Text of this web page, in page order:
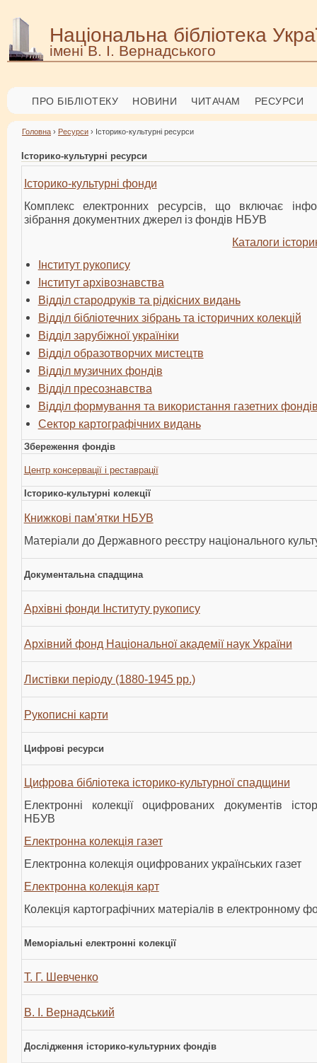
Національна бібліотека
імені В. І. Вернадського
ПРО БІБЛІОТЕКУ НОВИНИ ЧИТАЧАМ РЕСУРСИ
Головна › Ресурси › Історико-культурні ресурси
Історико-культурні ресурси
Історико-культурні фонди
Комплекс електронних ресурсів, що включає
зібрання документних джерел із фондів НБУВ
Каталоги
Інститут рукопису
Інститут архівознавства
Відділ стародруків та рідкісних видань
Відділ бібліотечних зібрань та історичних колекцій
Відділ зарубіжної україніки
Відділ образотворчих мистецтв
Відділ музичних фондів
Відділ пресознавства
Відділ формування та використання газетних
Сектор картографічних видань
Збереження фондів
Центр консервації і реставрації
Історико-культурні колекції
Книжкові пам'ятки НБУВ
Матеріали до Державного реєстру національного
Документальна спадщина
Архівні фонди Інституту рукопису
Архівний фонд Національної академії наук України
Листівки періоду (1880-1945 рр.)
Рукописні карти
Цифрові ресурси
Цифрова бібліотека історико-культурної спадщини
Електронні колекції оцифрованих документів
НБУВ
Електронна колекція газет
Електронна колекція оцифрованих українських газет
Електронна колекція карт
Колекція картографічних матеріалів в електронному
Меморіальні електронні колекції
Т. Г. Шевченко
В. І. Вернадський
Дослідження історико-культурних фондів